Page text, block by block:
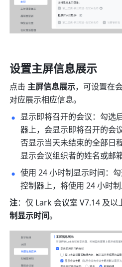
设置主屏信息展示
点击 主屏信息展示，可设置在
对应展示相应信息。
显示即将召开的会议：勾选
器上，会显示即将召开的会
否显示当天未结束的全部日
显示会议组织者的姓名或邮
使用 24 小时制显示时间：
控制器上，将使用 24 小时制
注：仅 Lark 会议室 V7.14 及
制显示时间。